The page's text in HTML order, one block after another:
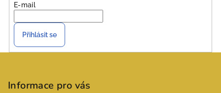
E-mail
Přihlásit se
Informace pro vás